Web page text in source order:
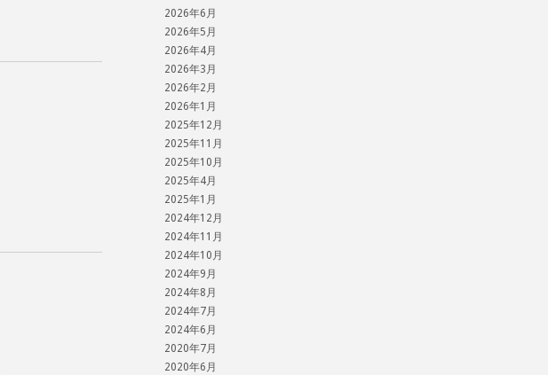
2026年6月
2026年5月
2026年4月
2026年3月
2026年2月
2026年1月
2025年12月
2025年11月
2025年10月
2025年4月
2025年1月
2024年12月
2024年11月
2024年10月
2024年9月
2024年8月
2024年7月
2024年6月
2020年7月
2020年6月